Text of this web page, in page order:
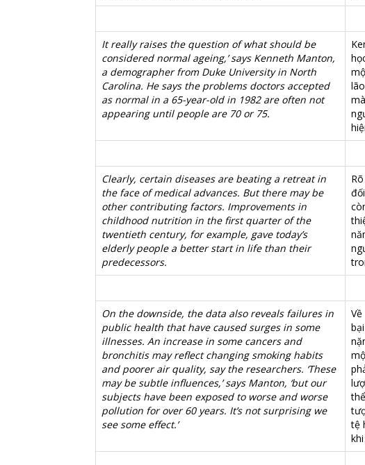
It really raises the question of what should be
considered normal ageing,’ says Kenneth Manton,
a demographer from Duke University in North
Carolina. He says the problems doctors accepted
as normal in a 65-year-old in 1982 are often not
appearing until people are 70 or 75.
Clearly, certain diseases are beating a retreat in
the face of medical advances. But there may be
other contributing factors. Improvements in
childhood nutrition in the first quarter of the
twentieth century, for example, gave today’s
elderly people a better start in life than their
predecessors.
On the downside, the data also reveals failures in
public health that have caused surges in some
illnesses. An increase in some cancers and
bronchitis may reflect changing smoking habits
and poorer air quality, say the researchers. ‘These
may be subtle influences,’ says Manton, ‘but our
subjects have been exposed to worse and worse
pollution for over 60 years. It’s not surprising we
see some effect.’
tệ